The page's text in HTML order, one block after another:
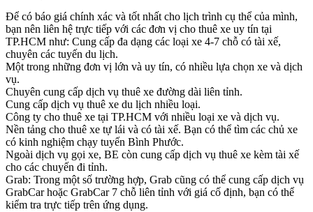
Để có báo giá chính xác và tốt nhất cho lịch trình cụ thể của mình,
bạn nên liên hệ trực tiếp với các đơn vị cho thuê xe uy tín tại
TP.HCM như: Cung cấp đa dạng các loại xe 4-7 chỗ có tài xế,
chuyên các tuyến du lịch.
Một trong những đơn vị lớn và uy tín, có nhiều lựa chọn xe và dịch
vụ.
Chuyên cung cấp dịch vụ thuê xe đường dài liên tỉnh.
Cung cấp dịch vụ thuê xe du lịch nhiều loại.
Công ty cho thuê xe tại TP.HCM với nhiều loại xe và dịch vụ.
Nền tảng cho thuê xe tự lái và có tài xế. Bạn có thể tìm các chủ xe
có kinh nghiệm chạy tuyến Bình Phước.
Ngoài dịch vụ gọi xe, BE còn cung cấp dịch vụ thuê xe kèm tài xế
cho các chuyến đi tỉnh.
Grab: Trong một số trường hợp, Grab cũng có thể cung cấp dịch vụ
GrabCar hoặc GrabCar 7 chỗ liên tỉnh với giá cố định, bạn có thể
kiểm tra trực tiếp trên ứng dụng.